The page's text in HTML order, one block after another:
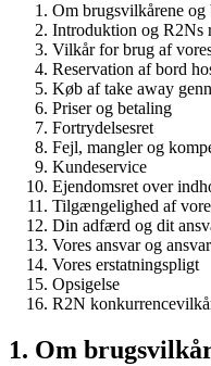
Om brugsvilkårene og
Introduktion og R2Ns
Vilkår for brug af
Reservation af bord
Køb af take away
Priser og betaling
Fortrydelsesret
Fejl, mangler og
Kundeservice
Ejendomsret over
Tilgængelighed af
Din adfærd og dit
Vores ansvar og
Vores erstatningspligt
Opsigelse
R2N
1. Om